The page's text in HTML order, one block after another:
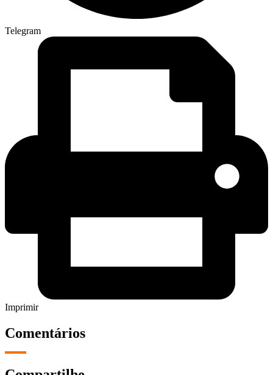
Telegram
Imprimir
Comentários